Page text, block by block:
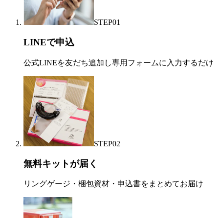
STEP01
LINEで申込
公式LINEを友だち追加し専用フォームに入力するだけ
STEP02
無料キットが届く
リングゲージ・梱包資材・申込書をまとめてお届け